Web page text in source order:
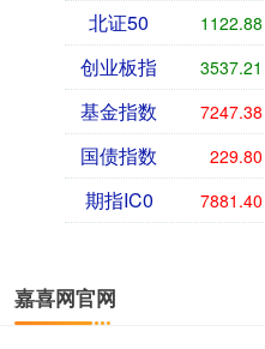
北证50 1122.88
创业板指 3537.21
基金指数 7247.38
国债指数 229.80
期指IC0 7881.40
嘉喜网官网